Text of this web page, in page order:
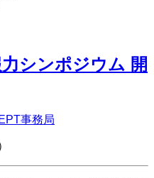
シンポジウム 開
事務局